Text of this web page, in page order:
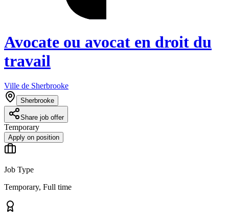
Avocate ou avocat en droit du
travail
Ville de Sherbrooke
Sherbrooke
Share job offer
Temporary
Apply on position
Job Type
Temporary, Full time